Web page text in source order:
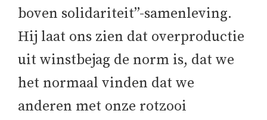
boven solidariteit”-samenleving.
Hij laat ons zien dat overproductie
uit winstbejag de norm is, dat we
het normaal vinden dat we
anderen met onze rotzooi